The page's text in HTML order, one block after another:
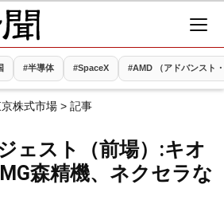
#半導体 #SpaceX #AMD （アドバンスト
株式市場 > 記事
ェスト（前場）:キオ
森精機、ネクセラな